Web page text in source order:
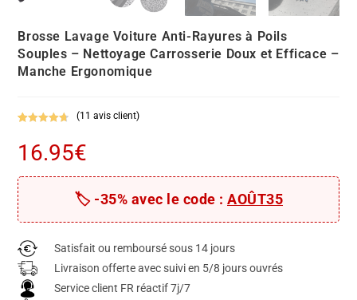
Brosse Lavage Voiture Anti-Rayures à Poils
Souples – Nettoyage Carrosserie Doux et Efficace –
Manche Ergonomique
sur 5
basé sur
notations
client
(11 avis client)
16.95€
🏷️ -35% avec le code : AOÛT35
Satisfait ou remboursé sous 14 jours
Livraison offerte avec suivi en 5/8 jours ouvrés
Service client FR réactif 7j/7